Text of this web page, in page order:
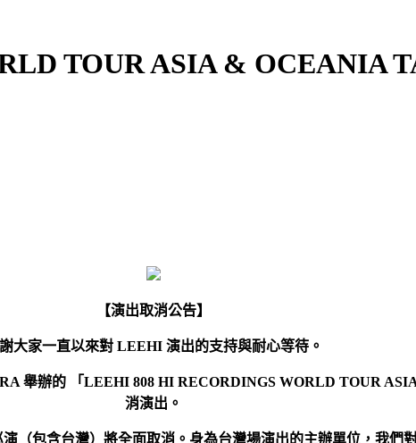
TOUR ASIA & OCEANIA
【演出取消公告】
大家一直以來對LEEHI 演出的支持與耐心等待。
舉辦的 「LEEHI 808 HI RECORDINGS WORLD TOUR
消演出。
（包含台灣）將全面取消。身為台灣場演出的主辦單位，我們